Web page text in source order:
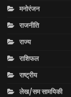
मनोरंजन
राजनीति
राज्य
राशिफल
राष्ट्रीय
लेख/सम सामयिकी